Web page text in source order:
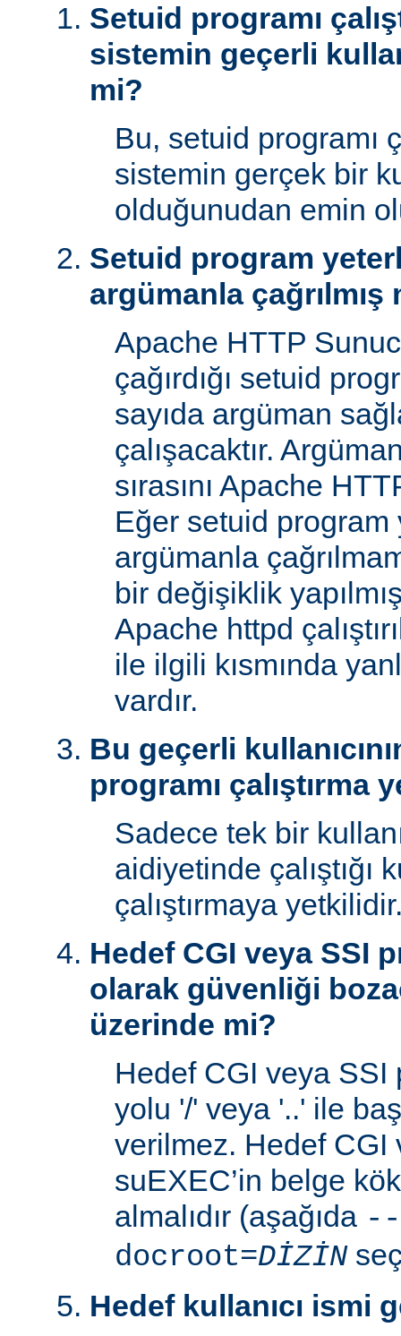
Setuid programı
sistemin geçerli
mi?
Bu, setuid programı
sistemin gerçek bir
olduğunudan emin
Setuid program
argümanla çağrılmış
Apache HTTP
çağırdığı setuid
sayıda argüman
çalışacaktır.
sırasını Apache
Eğer setuid program
argümanla
bir değişiklik
Apache httpd
ile ilgili kısmında
vardır.
Bu geçerli
programı çalıştırma
Sadece tek bir
aidiyetinde çalıştığı
çalıştırmaya
Hedef CGI veya SSI
olarak güvenliği
üzerinde mi?
Hedef CGI veya SSI
yolu '/' veya '..' ile
verilmez. Hedef CGI
suEXEC’in belge
almalıdır (aşağıda
docroot=DİZİN
Hedef kullanıcı ismi